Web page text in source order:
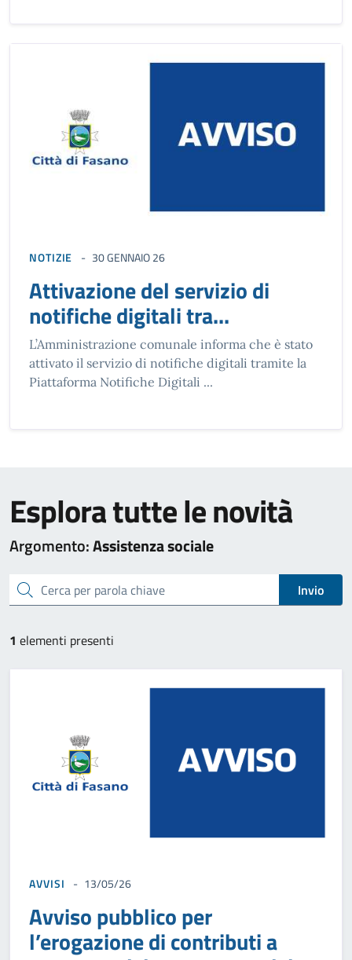
NOTIZIE 30 GENNAIO 26
Attivazione del servizio di
notifiche digitali tra...
L’Amministrazione comunale informa che è stato
attivato il servizio di notifiche digitali tramite la
Piattaforma Notifiche Digitali ...
Esplora tutte le novità
Argomento:Assistenza sociale
cerca Invio
1 elementi presenti
AVVISI 13/05/26
Avviso pubblico per
l’erogazione di contributi a